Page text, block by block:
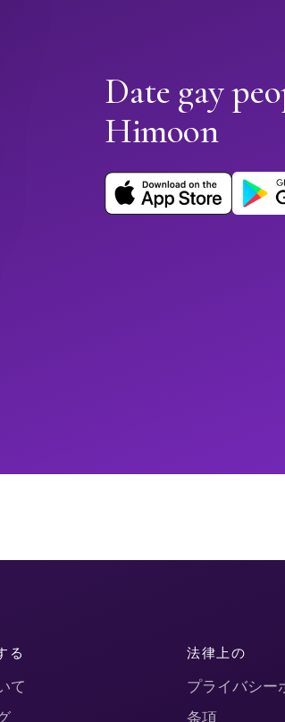
Date gay
Himoon
る
て
法律上の
プライバシー